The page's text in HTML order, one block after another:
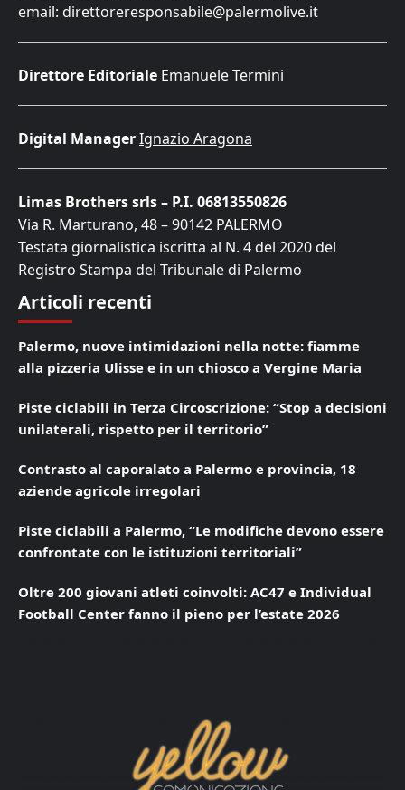
email: direttoreresponsabile@palermolive.it
Direttore Editoriale Emanuele Termini
Digital ManagerIgnazio Aragona
Limas Brothers srls – P.I. 06813550826
Via R. Marturano, 48 – 90142 PALERMO
Testata giornalistica iscritta al N. 4 del 2020 del
Registro Stampa del Tribunale di Palermo
Articoli recenti
Palermo, nuove intimidazioni nella notte: fiamme
alla pizzeria Ulisse e in un chiosco a Vergine Maria
Piste ciclabili in Terza Circoscrizione: “Stop a decisioni
unilaterali, rispetto per il territorio”
Contrasto al caporalato a Palermo e provincia, 18
aziende agricole irregolari
Piste ciclabili a Palermo, “Le modifiche devono essere
confrontate con le istituzioni territoriali”
Oltre 200 giovani atleti coinvolti: AC47 e Individual
Football Center fanno il pieno per l’estate 2026